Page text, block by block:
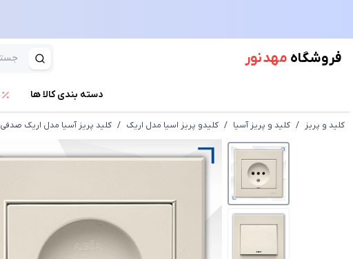
فروشگاه مهد نور
دسته بندی کالا ها
کلید و پریز / کلید و پریز آسیا / کلیدو پریز اسیا مدل اریک / کلید پریز آسیا مدل اریک صدفی